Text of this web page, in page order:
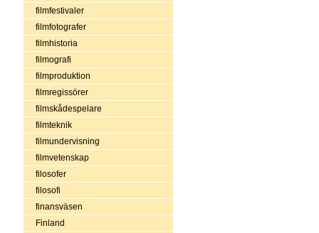
filmfestivaler
filmfotografer
filmhistoria
filmografi
filmproduktion
filmregissörer
filmskådespelare
filmteknik
filmundervisning
filmvetenskap
filosofer
filosofi
finansväsen
Finland